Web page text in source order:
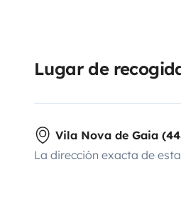
Lugar de
Vila Nova de Gaia
La dirección exacta de